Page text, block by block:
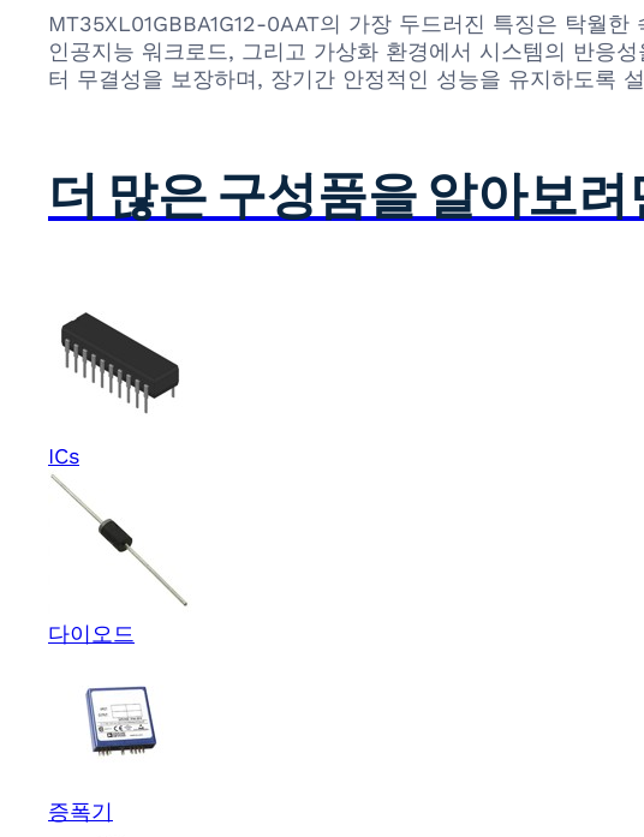
MT35XL01GBBA1G12-0AAT의 가장 두드러진 특징은 탁월
인공지능 워크로드, 그리고 가상화 환경에서 시스템의 반응
터 무결성을 보장하며, 장기간 안정적인 성능을 유지하도록
더 많은 구성품을 알아보
ICs
다이오드
증폭기